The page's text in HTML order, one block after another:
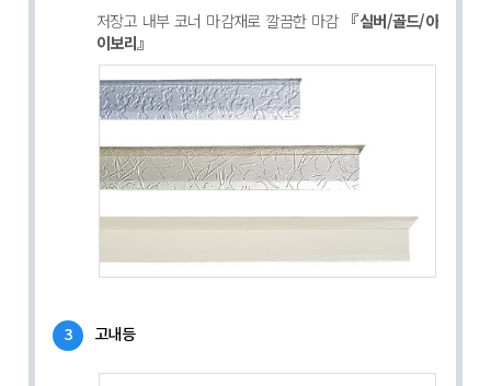
저장고 내부 코너 마감재로 깔끔한 마감 『실버/골드/아
이보리』
3 고내등